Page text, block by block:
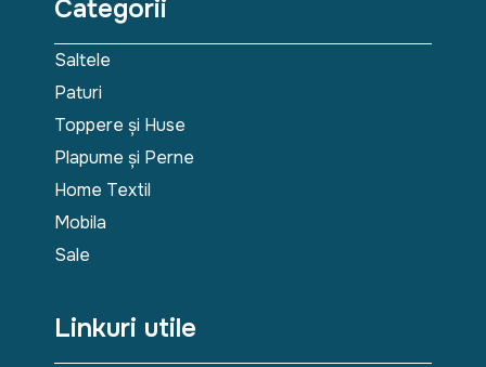
Categorii
Saltele
Paturi
Toppere și Huse
Plapume și Perne
Home Textil
Mobila
Sale
Linkuri utile